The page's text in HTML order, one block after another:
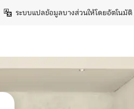
ระบบแปลข้อมูลบางส่วนให้โดยอัตโนมัติ